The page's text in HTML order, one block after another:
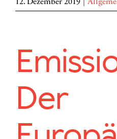
12. Dezember 2019
Der